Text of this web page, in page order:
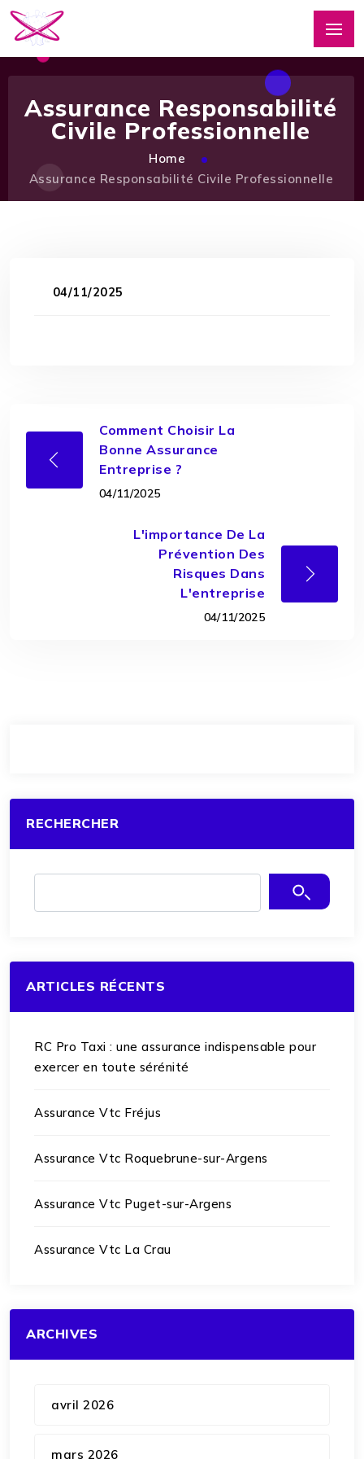
Assurance Responsabilité
Civile Professionnelle
Home
Assurance Responsabilité Civile Professionnelle
04/11/2025
Comment Choisir La
Bonne Assurance
Entreprise ?
04/11/2025
L'importance De La
Prévention Des
Risques Dans
L'entreprise
04/11/2025
RECHERCHER
ARTICLES RÉCENTS
RC Pro Taxi : une assurance indispensable pour
exercer en toute sérénité
Assurance Vtc Fréjus
Assurance Vtc Roquebrune-sur-Argens
Assurance Vtc Puget-sur-Argens
Assurance Vtc La Crau
ARCHIVES
avril 2026
mars 2026